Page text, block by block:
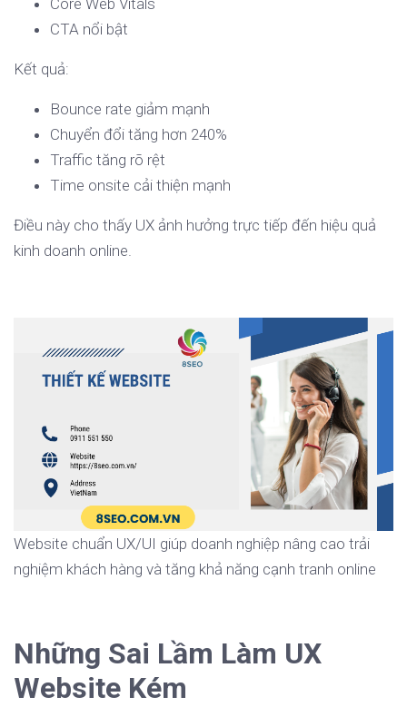
Core Web Vitals
CTA nổi bật
Kết quả:
Bounce rate giảm mạnh
Chuyển đổi tăng hơn 240%
Traffic tăng rõ rệt
Time onsite cải thiện mạnh
Điều này cho thấy UX ảnh hưởng trực tiếp đến hiệu quả
kinh doanh online.
Website chuẩn UX/UI giúp doanh nghiệp nâng cao trải
nghiệm khách hàng và tăng khả năng cạnh tranh online
Những Sai Lầm Làm UX
Website Kém